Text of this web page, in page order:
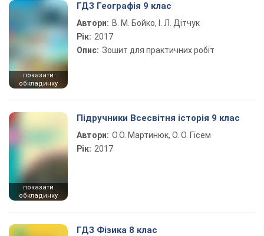
показати
обкладинку
ГДЗ Географія 9 клас
Автори: В. М. Бойко, І. Л. Дітчук
Рік: 2017
Опис: Зошит для практичних робіт
показати
обкладинку
Підручники Всесвітня історія 9 клас
Автори: О.О. Мартинюк, О. О. Гісем
Рік: 2017
ГДЗ Фізика 8 клас